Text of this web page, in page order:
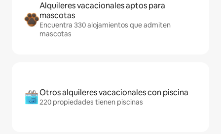
Alquileres vacacionales aptos para
mascotas
Encuentra 330 alojamientos que admiten
mascotas
Otros alquileres vacacionales con piscina
220 propiedades tienen piscinas